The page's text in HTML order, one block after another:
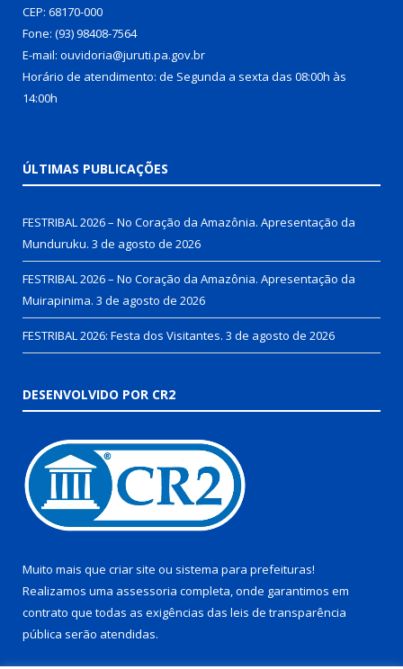
CEP: 68170-000
Fone: (93) 98408-7564
E-mail: ouvidoria@juruti.pa.gov.br
Horário de atendimento: de Segunda a sexta das 08:00h às
14:00h
ÚLTIMAS PUBLICAÇÕES
FESTRIBAL 2026 – No Coração da Amazônia. Apresentação da
Munduruku. 3 de agosto de 2026
FESTRIBAL 2026 – No Coração da Amazônia. Apresentação da
Muirapinima. 3 de agosto de 2026
FESTRIBAL 2026: Festa dos Visitantes. 3 de agosto de 2026
DESENVOLVIDO POR CR2
Muito mais que criar site ou sistema para prefeituras!
Realizamos uma assessoria completa, onde garantimos em
contrato que todas as exigências das leis de transparência
pública serão atendidas.